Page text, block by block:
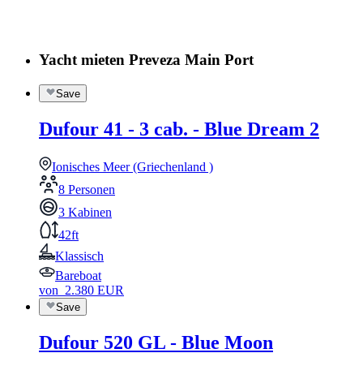
Yacht mieten Preveza Main Port
Save
Dufour 41 - 3 cab. - Blue Dream 2
Ionisches Meer (Griechenland )
8 Personen
3 Kabinen
42ft
Klassisch
Bareboat
von 2.380 EUR
Save
Dufour 520 GL - Blue Moon